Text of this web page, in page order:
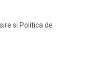
si Politica de